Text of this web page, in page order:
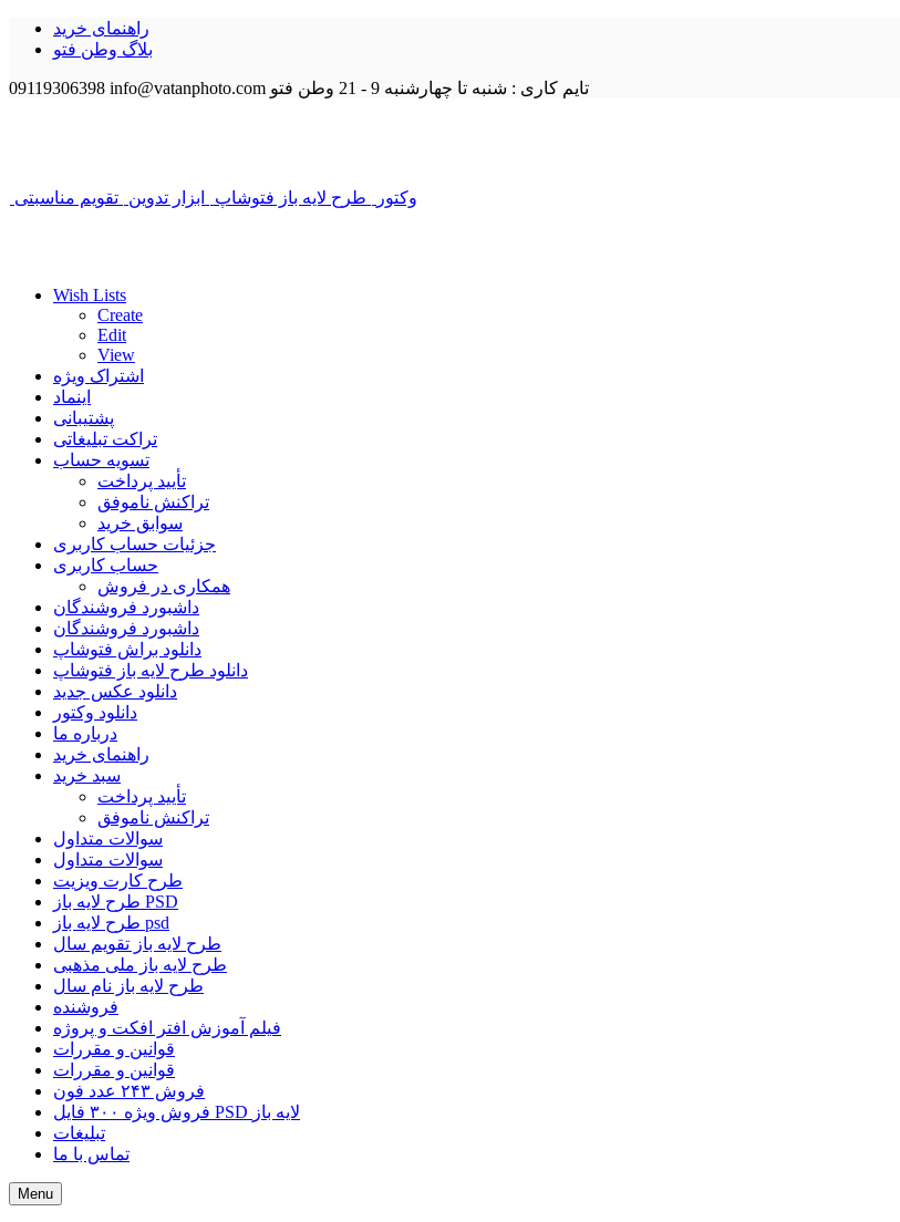
راهنمای خرید
بلاگ وطن فتو
09119306398 info@vatanphoto.com تایم کاری : شنبه تا چهارشنبه 9 - 21 وطن فتو
وکتور طرح لایه باز فتوشاپ ابزار تدوین تقویم مناسبتی
Wish Lists
Create
Edit
View
اشتراک ویژه
اینماد
پشتیبانی
تراکت تبلیغاتی
تسویه حساب
تأیید پرداخت
تراکنش ناموفق
سوابق خرید
جزئیات حساب کاربری
حساب کاربری
همکاری در فروش
داشبورد فروشندگان
داشبورد فروشندگان
دانلود براش فتوشاپ
دانلود طرح لایه باز فتوشاپ
دانلود عکس جدید
دانلود وکتور
درباره ما
راهنمای خرید
سبد خرید
تأیید پرداخت
تراکنش ناموفق
سوالات متداول
سوالات متداول
طرح کارت ویزیت
طرح لایه باز PSD
طرح لایه باز psd
طرح لایه باز تقویم سال
طرح لایه باز ملی مذهبی
طرح لایه باز نام سال
فروشنده
فیلم آموزش افتر افکت و پروژه
قوانین و مقررات
قوانین و مقررات
فروش ۲۴۳ عدد فون
فروش ویژه ۳۰۰ فایل PSD لایه باز
تبلیغات
تماس با ما
Menu